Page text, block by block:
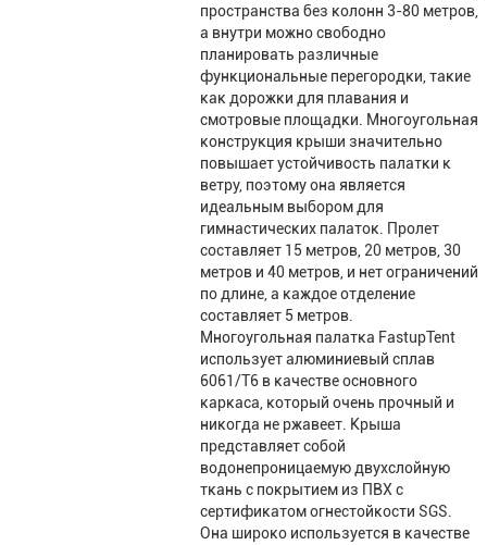
пространства без колонн 3-80 метров,
а внутри можно свободно
планировать различные
функциональные перегородки, такие
как дорожки для плавания и
смотровые площадки. Многоугольная
конструкция крыши значительно
повышает устойчивость палатки к
ветру, поэтому она является
идеальным выбором для
гимнастических палаток. Пролет
составляет 15 метров, 20 метров, 30
метров и 40 метров, и нет ограничений
по длине, а каждое отделение
составляет 5 метров.
Многоугольная палатка FastupTent
использует алюминиевый сплав
6061/T6 в качестве основного
каркаса, который очень прочный и
никогда не ржавеет. Крыша
представляет собой
водонепроницаемую двухслойную
ткань с покрытием из ПВХ с
сертификатом огнестойкости SGS.
Она широко используется в качестве